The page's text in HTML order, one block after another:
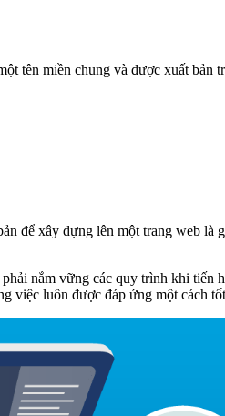
tên miền chung và được xuất bản
để xây dựng lên một trang web
nắm vững các quy trình khi
việc luôn được đáp ứng một cách